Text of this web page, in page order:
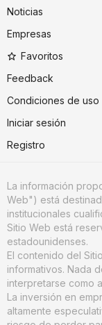
Noticias
Empresas
Favoritos
Feedback
Condiciones de uso
Iniciar sesión
Registro
La información
Web") está
institucionales
Sitio Web está
estadounidenses.
El contenido del
informativos. Nada
interpretarse como
La inversión en
altamente